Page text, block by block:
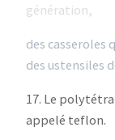
génération,
des casseroles
des ustensiles
17. Le
appelé teflon.